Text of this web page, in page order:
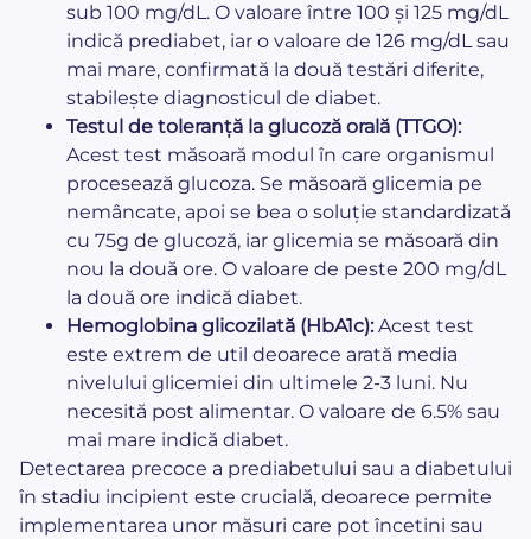
sub 100 mg/dL. O valoare între 100 și 125 mg/dL
indică prediabet, iar o valoare de 126 mg/dL sau
mai mare, confirmată la două testări diferite,
stabilește diagnosticul de diabet.
Testul de toleranță la glucoză orală (TTGO):
Acest test măsoară modul în care organismul
procesează glucoza. Se măsoară glicemia pe
nemâncate, apoi se bea o soluție standardizată
cu 75g de glucoză, iar glicemia se măsoară din
nou la două ore. O valoare de peste 200 mg/dL
la două ore indică diabet.
Hemoglobina glicozilată (HbA1c):Acest test
este extrem de util deoarece arată media
nivelului glicemiei din ultimele 2-3 luni. Nu
necesită post alimentar. O valoare de 6.5% sau
mai mare indică diabet.
Detectarea precoce a prediabetului sau a diabetului
în stadiu incipient este crucială, deoarece permite
implementarea unor măsuri care pot încetini sau